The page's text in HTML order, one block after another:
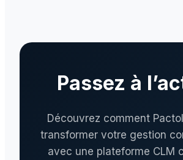
Passez à
Découvrez comment
transformer votre gestion
avec une plateforme CLM